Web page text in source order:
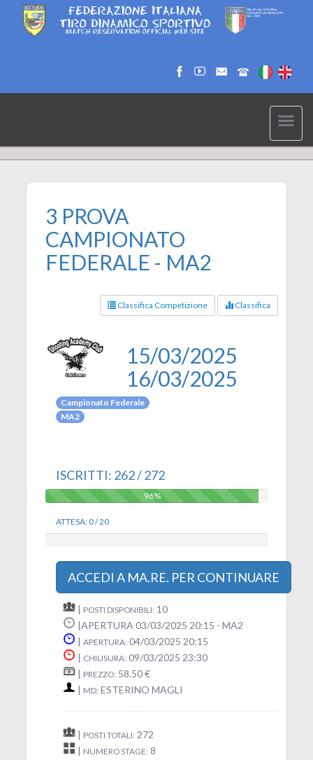
3 PROVA
CAMPIONATO
FEDERALE - MA2
Classifica Competizione Classifica
Campionato Federale
MA2
15/03/2025
16/03/2025
ISCRITTI: 262 / 272
96%
96%
ATTESA: 0 / 20
ACCEDI A MA.RE. PER CONTINUARE
| POSTI DISPONIBILI: 10
|APERTURA 03/03/2025 20:15 - MA2
|APERTURA: 04/03/2025 20:15
| CHIUSURA: 09/03/2025 23:30
| PREZZO: 58.50 €
| MD: ESTERINO MAGLI
| POSTI TOTALI: 272
| NUMERO STAGE: 8